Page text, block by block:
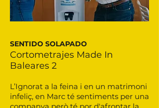
SENTIDO SOLAPADO
Cortometrajes Made In
Baleares 2
L’Ignorat a la feina i en un matrimoni
infeliç, en Marc té sentiments per una